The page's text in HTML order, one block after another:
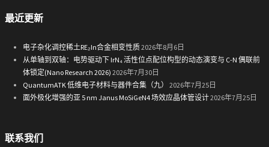
最近更新
电子杂化调控稀土RE₂In合金相变性质2026年8月6日
从单轴到双轴：电势驱动下 IrN₄ 活性位点配位构型的动态演变与 C-N 偶联前
体锁定(Nano Research 2026) 2026年7月30日
QuantumATK 低维电子材料与器件合集（九）
2026年7月25日
面外极化增强的亚 5 nm Janus MoSiGeN4 场效应晶体管设计2026年7月25日
联系我们